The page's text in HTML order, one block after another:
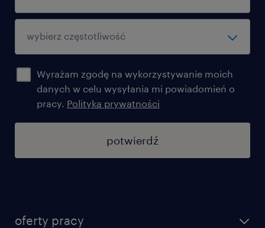
Wyrażam zgodę na wykorzystywanie moich
danych w celu wysyłania mi powiadomień o
pracy. Polityka prywatności
potwierdź
oferty pracy